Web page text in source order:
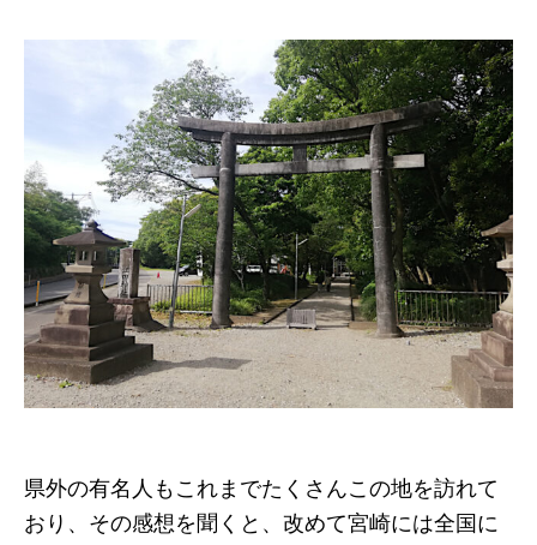
県外の有名人もこれまでたくさんこの地を訪れて
おり、その感想を聞くと、改めて宮崎には全国に